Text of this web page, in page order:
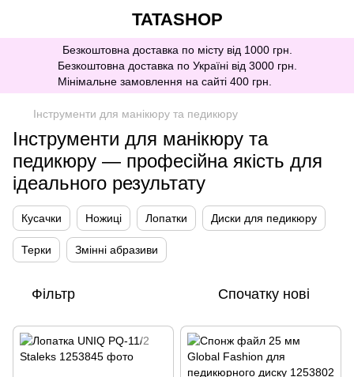
TATASHOP
Безкоштовна доставка по місту від 1000 грн.
Безкоштовна доставка по Україні від 3000 грн.
Мінімальне замовлення на сайті 400 грн.
Інструменти для манікюру та педикюру
Інструменти для манікюру та
педикюру — професійна якість для
ідеального результату
Кусачки Ножиці Лопатки Диски для педикюру
Терки Змінні абразиви
Фільтр Спочатку нові